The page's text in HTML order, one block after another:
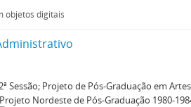
objetos digitais
Sessão; Projeto de Pós-Graduação em
Nordeste de Pós-Graduação 1980-